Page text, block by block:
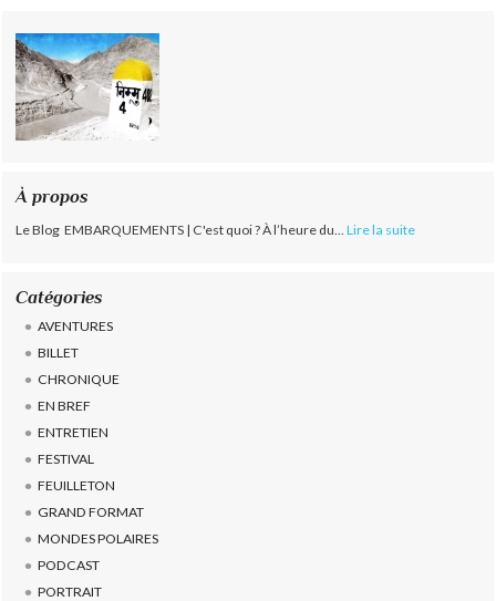
À propos
Le Blog EMBARQUEMENTS | C'est quoi ? À l’heure du... Lire la suite
Catégories
AVENTURES
BILLET
CHRONIQUE
EN BREF
ENTRETIEN
FESTIVAL
FEUILLETON
GRAND FORMAT
MONDES POLAIRES
PODCAST
PORTRAIT